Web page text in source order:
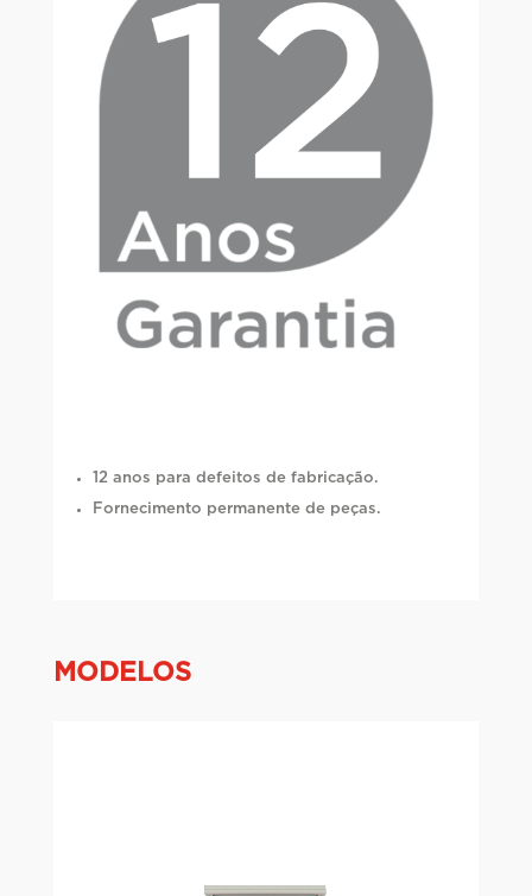
12 anos para defeitos de fabricação.
Fornecimento permanente de peças.
MODELOS